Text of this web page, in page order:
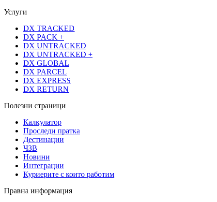
Услуги
DX TRACKED
DX PACK +
DX UNTRACKED
DX UNTRACKED +
DX GLOBAL
DX PARCEL
DX EXPRESS
DX RETURN
Полезни страници
Калкулатор
Проследи пратка
Дестинации
ЧЗВ
Новини
Интеграции
Куриерите с които работим
Правна информация